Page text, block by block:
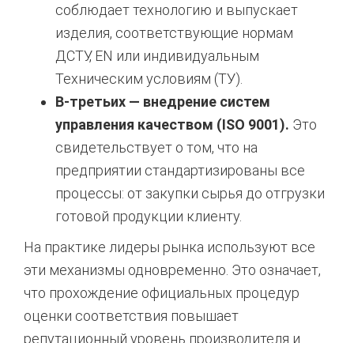
соблюдает технологию и выпускает
изделия, соответствующие нормам
ДСТУ, EN или индивидуальным
Техническим условиям (ТУ).
В-третьих — внедрение систем
управления качеством (ISO 9001). Это
свидетельствует о том, что на
предприятии стандартизированы все
процессы: от закупки сырья до отгрузки
готовой продукции клиенту.
На практике лидеры рынка используют все
эти механизмы одновременно. Это означает,
что прохождение официальных процедур
оценки соответствия повышает
репутационный уровень производителя и